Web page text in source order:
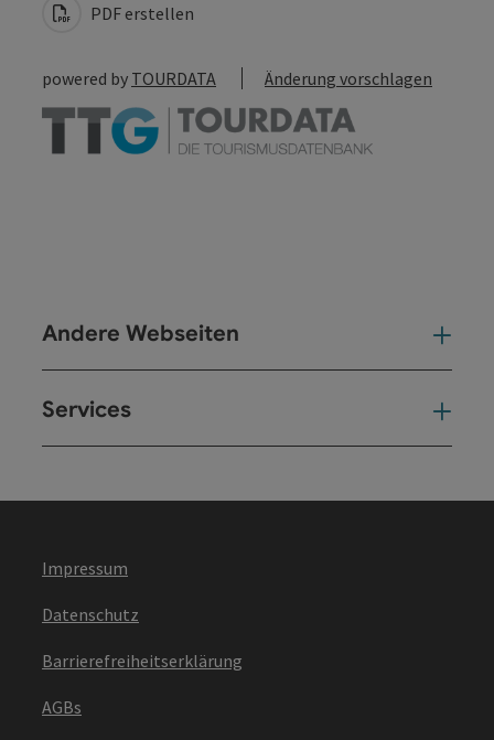
PDF erstellen
powered by TOURDATA Änderung vorschlagen
Andere Webseiten
Services
Impressum
Datenschutz
Barrierefreiheitserklärung
AGBs